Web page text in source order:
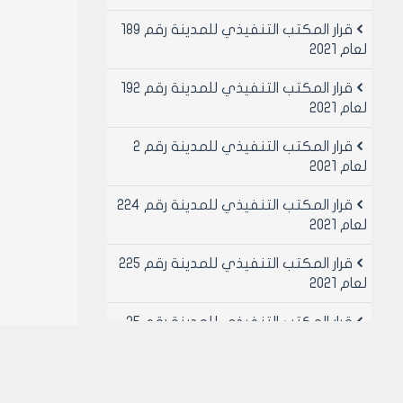
قرار المكتب التنفيذي للمدينة رقم 189
لعام 2021
قرار المكتب التنفيذي للمدينة رقم 192
لعام 2021
قرار المكتب التنفيذي للمدينة رقم 2
لعام 2021
قرار المكتب التنفيذي للمدينة رقم 224
لعام 2021
قرار المكتب التنفيذي للمدينة رقم 225
لعام 2021
قرار المكتب التنفيذي للمدينة رقم 25